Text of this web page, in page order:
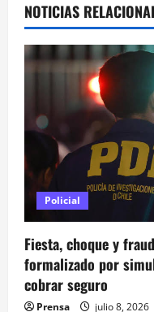
c
i
ó
n
d
e
e
n
t
NOTICIAS
Policial
Fiesta, choque y
formalizado por
cobrar seguro
Prensa julio 8, 2026